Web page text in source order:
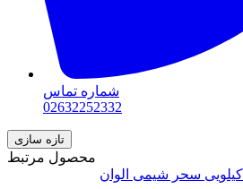
شماره تماس
02632252332
محصول مرتبط